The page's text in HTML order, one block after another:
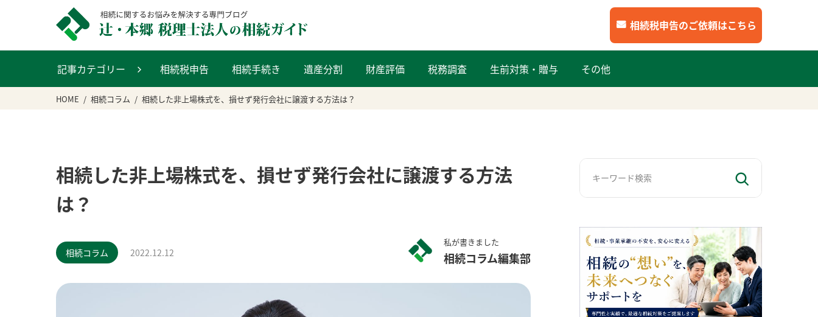
相続税申告のご依頼はこちら
記事カテゴリー 相続税申告 相続手続き 遺産分割 財産評価 税務調査 生前対策・贈与 その他
HOME 相続コラム 相続した非上場株式を、損せず発行会社に譲渡する方法は？
相続した非上場株式を、損せず発行会社に譲渡する方法
は？
相続コラム 2022.12.12
私が書きました
相続コラム編集部